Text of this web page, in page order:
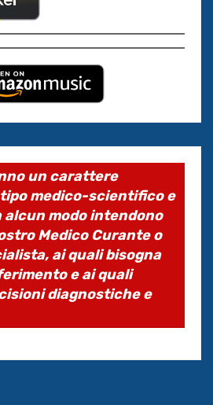
un carattere
medico-scientifico e
alcun modo intendono
Medico Curante o
ai quali bisogna
e ai quali
diagnostiche e